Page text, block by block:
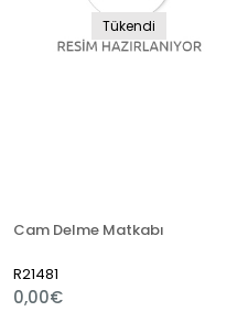
Tükendi
Cam Delme Matkabı
R21481
0,00€